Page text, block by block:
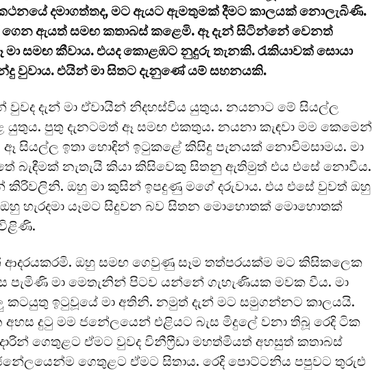
දමාගත්තද, මට ඇයට ඇමතුමක් දීමට කාලයක් නොලැබිණි.
ඇයත් සමඟ කතාබස් කළෙමි. ඈ දැන් සිටින්නේ වෙනත්
සමඟ කීවාය. එයද කොළඹට නුදුරු තැනකි. රැකියාවක් සොයා
වුවාය. එයින් මා සිතට දැනුණේ යම් සහනයකි.
දැන් මා ඒවායින් නිදහස්විය යුතුය. නයනාට මේ සියල්ල
යුතුය. පුතු දැනටමත් ඈ සමඟ එකතුය. නයනා කැඳවා මම කෙමෙන්
සියල්ල ඉතා හොඳින් ඉටුකළේ කිසිදු පැනයක් නොවිමසාමය. මා
බැඳීමක් නැතැයි කියා කිසිවෙකු සිතනු ඇතිමුත් එය එසේ නොවීය.
ඔහු මා කුසින් ඉපදුණු මගේ දරුවාය. එය එසේ වුවත් ඔහු
හැරදමා යෑමට සිදුවන බව සිතන මොහොතක් මොහොතක්
ඔහු සමඟ ගෙවුණු සෑම තත්පරයක්ම මට කිසිකලෙක
මා මෙතැනින් පිටව යන්නේ ගැහැණියක මවක වීය. මා
ඉටුවූයේ මා අතිනි. නමුත් දැන් මට සමුගන්නට කාලයයි.
දුටු මම ජනේලයෙන් එළියට බැස මිදුලේ වනා තිබූ රෙදි ටික
ගෙතුළට ඒමට වුවද විනීෆ්‍රීඩා මහත්මියත් අහසුත් කතාබස්
ගෙතුළට ඒමට සිතාය. රෙදි පොට්ටනිය පපුවට තුරුළු